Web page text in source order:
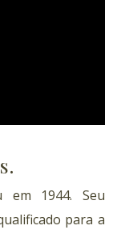
1944. Seu
para a